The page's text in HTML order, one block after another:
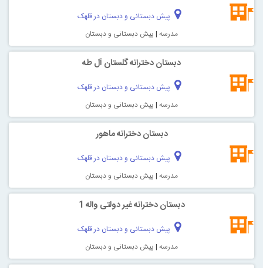
پیش دبستانی و دبستان در قلهک
مدرسه | پیش دبستانی و دبستان
دبستان دخترانه گلستان آل طه
پیش دبستانی و دبستان در قلهک
مدرسه | پیش دبستانی و دبستان
دبستان دخترانه ماهور
پیش دبستانی و دبستان در قلهک
مدرسه | پیش دبستانی و دبستان
دبستان دخترانه غیر دولتی واله 1
پیش دبستانی و دبستان در قلهک
مدرسه | پیش دبستانی و دبستان